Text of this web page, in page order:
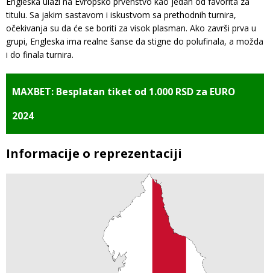
titulu. Sa jakim sastavom i iskustvom sa prethodnih turnira,
očekivanja su da će se boriti za visok plasman. Ako završi prva u
grupi, Engleska ima realne šanse da stigne do polufinala, a možda
i do finala turnira.
MAXBET: Besplatan tiket od 1.000 RSD za EURO
2024
Informacije o reprezentaciji